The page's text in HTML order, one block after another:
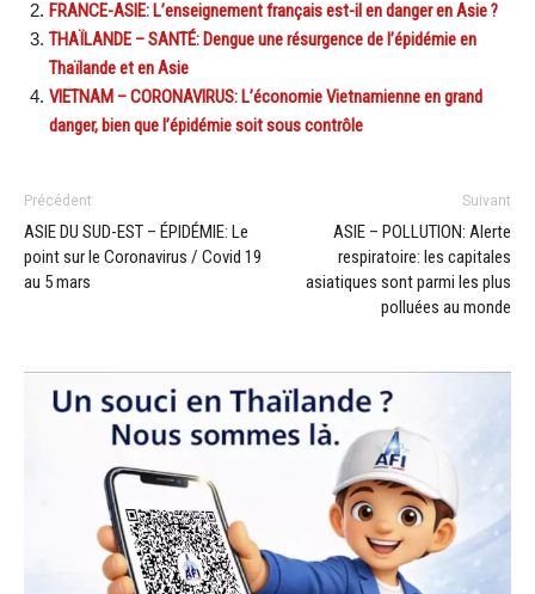
FRANCE-ASIE: L’enseignement français est-il en danger en Asie ?
THAÏLANDE – SANTÉ: Dengue une résurgence de l’épidémie en
Thaïlande et en Asie
VIETNAM – CORONAVIRUS: L’économie Vietnamienne en grand
danger, bien que l’épidémie soit sous contrôle
Précédent
ASIE DU SUD-EST – ÉPIDÉMIE: Le
point sur le Coronavirus / Covid 19
au 5 mars
Suivant
ASIE – POLLUTION: Alerte
respiratoire: les capitales
asiatiques sont parmi les plus
polluées au monde